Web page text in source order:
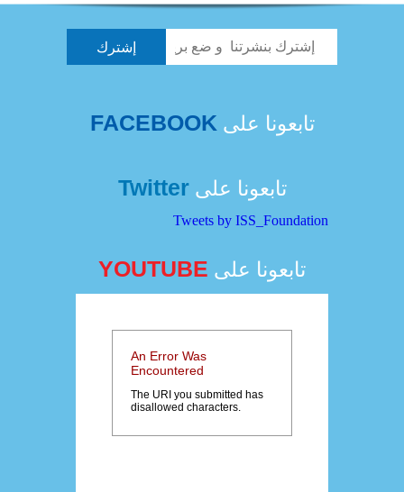
تابعونا علىFACEBOOK
تابعونا علىTwitter
Tweets by ISS_Foundation
تابعونا على YOUTUBE